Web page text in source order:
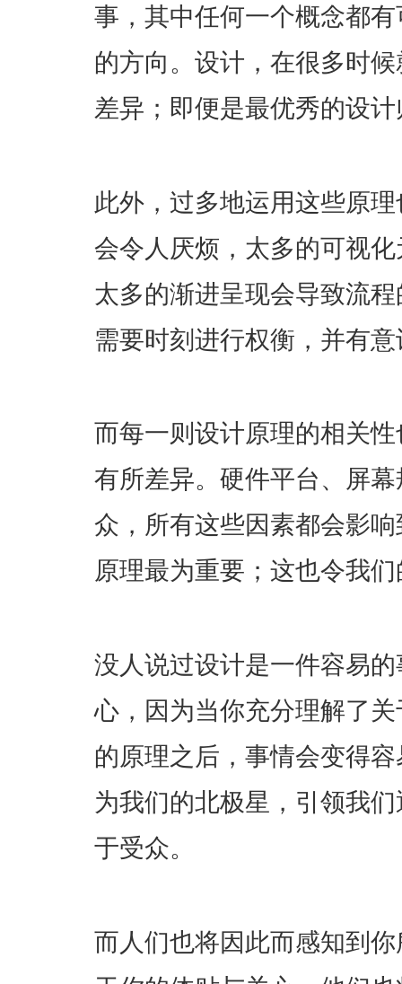
事，其中任何一个概念都
的方向。设计，在很多时
差异；即便是最优秀的设
此外，过多地运用这些原
会令人厌烦，太多的可视
太多的渐进呈现会导致流
需要时刻进行权衡，并有
而每一则设计原理的相关
有所差异。硬件平台、屏
众，所有这些因素都会影
原理最为重要；这也令我
没人说过设计是一件容易
心，因为当你充分理解了
的原理之后，事情会变得
为我们的北极星，引领我
于受众。
而人们也将因此而感知到